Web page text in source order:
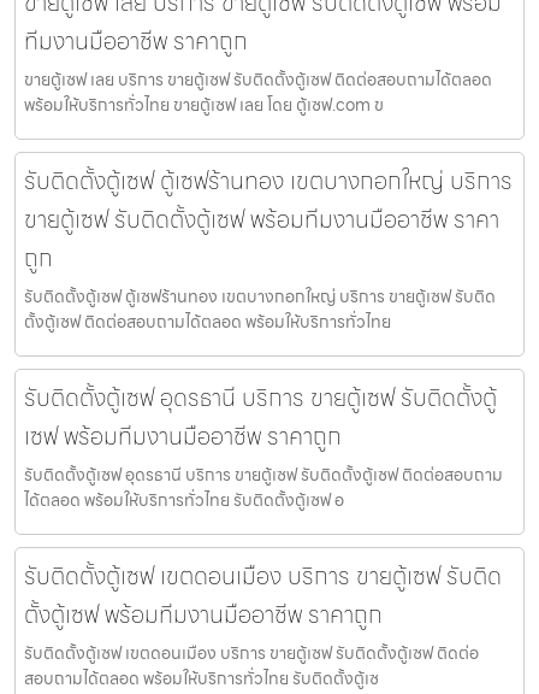
ทีมงานมืออาชีพ ราคาถูก
ขายตู้เซฟ เลย บริการ ขายตู้เซฟ รับติดตั้งตู้เซฟ ติดต่อสอบถามได้ตลอด
พร้อมให้บริการทั่วไทย ขายตู้เซฟ เลย โดย ตู้เซฟ.com ข
รับติดตั้งตู้เซฟ ตู้เซฟร้านทอง เขตบางกอกใหญ่ บริการ
ขายตู้เซฟ รับติดตั้งตู้เซฟ พร้อมทีมงานมืออาชีพ ราคา
ถูก
รับติดตั้งตู้เซฟ ตู้เซฟร้านทอง เขตบางกอกใหญ่ บริการ ขายตู้เซฟ รับติด
ตั้งตู้เซฟ ติดต่อสอบถามได้ตลอด พร้อมให้บริการทั่วไทย
รับติดตั้งตู้เซฟ อุดรธานี บริการ ขายตู้เซฟ รับติดตั้งตู้
เซฟ พร้อมทีมงานมืออาชีพ ราคาถูก
รับติดตั้งตู้เซฟ อุดรธานี บริการ ขายตู้เซฟ รับติดตั้งตู้เซฟ ติดต่อสอบถาม
ได้ตลอด พร้อมให้บริการทั่วไทย รับติดตั้งตู้เซฟ อ
รับติดตั้งตู้เซฟ เขตดอนเมือง บริการ ขายตู้เซฟ รับติด
ตั้งตู้เซฟ พร้อมทีมงานมืออาชีพ ราคาถูก
รับติดตั้งตู้เซฟ เขตดอนเมือง บริการ ขายตู้เซฟ รับติดตั้งตู้เซฟ ติดต่อ
สอบถามได้ตลอด พร้อมให้บริการทั่วไทย รับติดตั้งตู้เซ